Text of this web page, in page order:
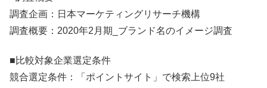
調査企画：日本マーケティングリサーチ機構
調査概要：2020年2月期_ブランド名のイメージ調査
■比較対象企業選定条件
競合選定条件：「ポイントサイト」で検索上位9社